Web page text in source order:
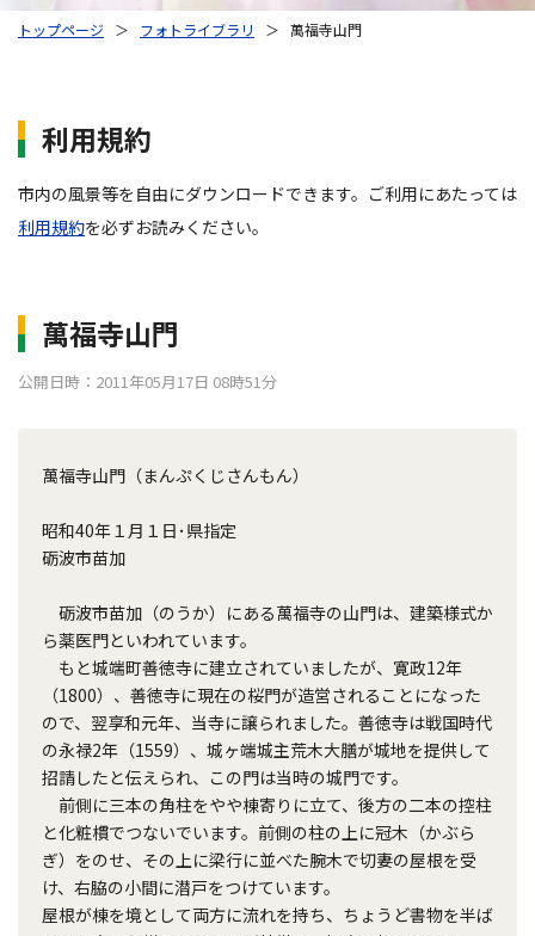
トップページ ＞ フォトライブラリ ＞ 萬福寺山門
利用規約
市内の風景等を自由にダウンロードできます。ご利用にあたっては
利用規約を必ずお読みください。
萬福寺山門
公開日時：2011年05月17日 08時51分
萬福寺山門（まんぷくじさんもん）
昭和40年１月１日･県指定
砺波市苗加
砺波市苗加（のうか）にある萬福寺の山門は、建築様式か
ら薬医門といわれています。
もと城端町善徳寺に建立されていましたが、寛政12年
（1800）、善徳寺に現在の桜門が造営されることになった
ので、翌享和元年、当寺に譲られました。善徳寺は戦国時代
の永禄2年（1559）、城ヶ端城主荒木大膳が城地を提供して
招請したと伝えられ、この門は当時の城門です。
前側に三本の角柱をやや棟寄りに立て、後方の二本の控柱
と化粧樌でつないでいます。前側の柱の上に冠木（かぶら
ぎ）をのせ、その上に梁行に並べた腕木で切妻の屋根を受
け、右脇の小間に潜戸をつけています。
屋根が棟を境として両方に流れを持ち、ちょうど書物を半ば